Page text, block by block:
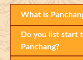
What is
Do you list start
Panchang?